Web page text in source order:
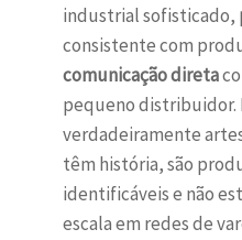
industrial sofisticado,
consistente com
comunicação direta
pequeno distribuidor.
verdadeiramente
têm história, são
identificáveis e não
escala em redes de